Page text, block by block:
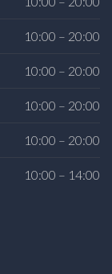
10:00 – 20:00
10:00 – 20:00
10:00 – 20:00
10:00 – 20:00
10:00 – 14:00